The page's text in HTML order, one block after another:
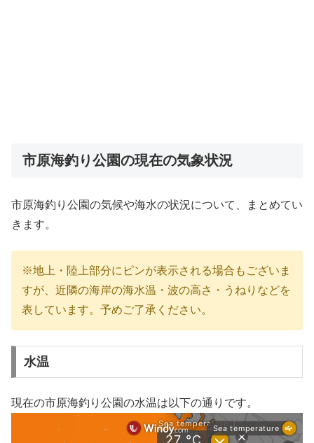
市原海釣り公園の現在の気象状況
市原海釣り公園の気候や海水の状況について、まとめてい
きます。
※地上・陸上部分にピンが表示される場合もございま
すが、近隣の海岸の海水温・波の高さ・うねりなどを
表しています。予めご了承ください。
水温
現在の市原海釣り公園の水温は以下の通りです。